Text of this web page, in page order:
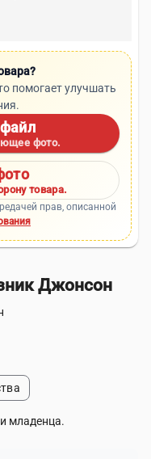
помогает улучшать
фото.
товара.
прав, описанной
Джонсон
младенца.